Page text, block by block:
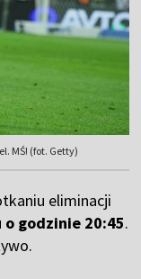
MŚ! (fot. Getty)
eliminacji
godzinie 20:45.